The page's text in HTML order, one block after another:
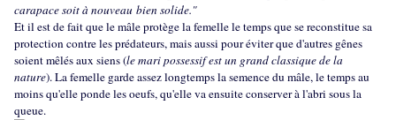
carapace soit à nouveau bien solide."
Et il est de fait que le mâle protège la femelle le temps que se reconstitue sa
protection contre les prédateurs, mais aussi pour éviter que d'autres gênes
soient mêlés aux siens (le mari possessif est un grand classique de la
nature). La femelle garde assez longtemps la semence du mâle, le temps au
moins qu'elle ponde les oeufs, qu'elle va ensuite conserver à l'abri sous la
queue.